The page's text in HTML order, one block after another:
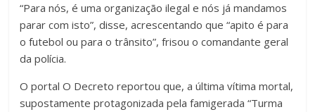
“Para nós, é uma organização ilegal e nós já mandamos
parar com isto”, disse, acrescentando que “apito é para
o futebol ou para o trânsito”, frisou o comandante geral
da polícia.
O portal O Decreto reportou que, a última vítima mortal,
supostamente protagonizada pela famigerada “Turma